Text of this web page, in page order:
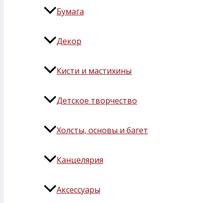
Бумага
Декор
Кисти и мастихины
Детское творчество
Холсты, основы и багет
Канцелярия
Аксессуары